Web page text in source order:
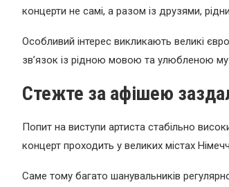
концерти не самі, а разом із друзями,
Особливий інтерес викликають великі
зв’язок із рідною мовою та улюбленою
Стежте за афішею
Попит на виступи артиста стабільно
концерт проходить у великих містах
Саме тому багато шанувальників